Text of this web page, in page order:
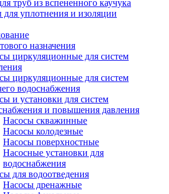
труб из вспененного каучука
уплотнения и изоляции
назначения
циркуляционные для систем
циркуляционные для систем
водоснабжения
и установки для систем
и повышения давления
Насосы скважинные
Насосы колодезные
Насосы поверхностные
Насосные установки для
водоснабжения
для водоотведения
Насосы дренажные